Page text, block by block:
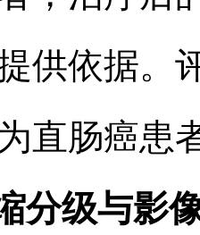
供依据。
直肠癌患
分级与影